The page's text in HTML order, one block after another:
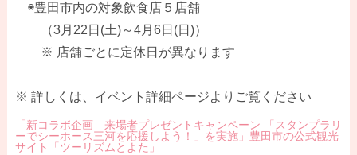
◉豊田市内の対象飲食店５店舗
（3月22日(土)～4月6日(日)）
※ 店舗ごとに定休日が異なります
※ 詳しくは、イベント詳細ページよりご覧ください
「新コラボ企画 来場者プレゼントキャンペーン 「スタンプラリ
ーでシーホース三河を応援しよう！」を実施」豊田市の公式観光
サイト「ツーリズムとよた」